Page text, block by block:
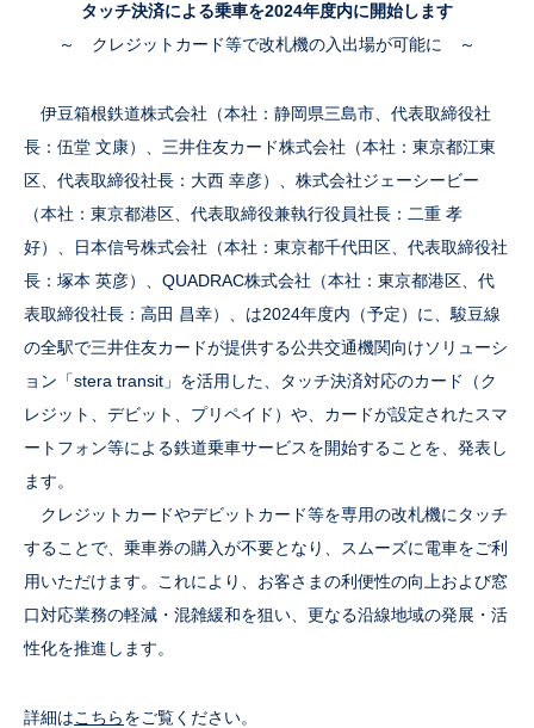
タッチ決済による乗車を2024年度内に開始します
～ クレジットカード等で改札機の入出場が可能に ～
伊豆箱根鉄道株式会社（本社：静岡県三島市、代表取締役社
長：伍堂 文康）、三井住友カード株式会社（本社：東京都江東
区、代表取締役社長：大西 幸彦）、株式会社ジェーシービー
（本社：東京都港区、代表取締役兼執行役員社長：二重 孝
好）、日本信号株式会社（本社：東京都千代田区、代表取締役社
長：塚本 英彦）、QUADRAC株式会社（本社：東京都港区、代
表取締役社長：高田 昌幸）、は2024年度内（予定）に、駿豆線
の全駅で三井住友カードが提供する公共交通機関向けソリューシ
ョン「stera transit」を活用した、タッチ決済対応のカード（ク
レジット、デビット、プリペイド）や、カードが設定されたスマ
ートフォン等による鉄道乗車サービスを開始することを、発表し
ます。
クレジットカードやデビットカード等を専用の改札機にタッチ
することで、乗車券の購入が不要となり、スムーズに電車をご利
用いただけます。これにより、お客さまの利便性の向上および窓
口対応業務の軽減・混雑緩和を狙い、更なる沿線地域の発展・活
性化を推進します。
詳細はこちらをご覧ください。